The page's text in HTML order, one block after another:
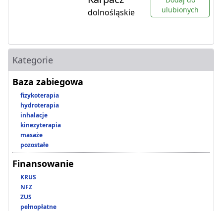
dolnośląskie
ulubionych
Kategorie
Baza zabiegowa
fizykoterapia
hydroterapia
inhalacje
kinezyterapia
masaże
pozostałe
Finansowanie
KRUS
NFZ
ZUS
pełnopłatne